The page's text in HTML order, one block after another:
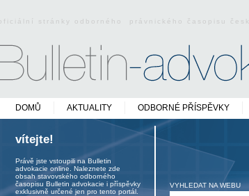
oficiální stránky odborného právnického časopisu
DOMŮ AKTUALITY ODBORNÉ PŘÍSPĚVKY
vítejte!
Právě jste vstoupili na Bulletin
advokacie online. Naleznete zde
obsah stavovského odborného
časopisu Bulletin advokacie i příspěvky
exklusivně určené jen pro tento portál.
VYHLEDAT NA WEBU